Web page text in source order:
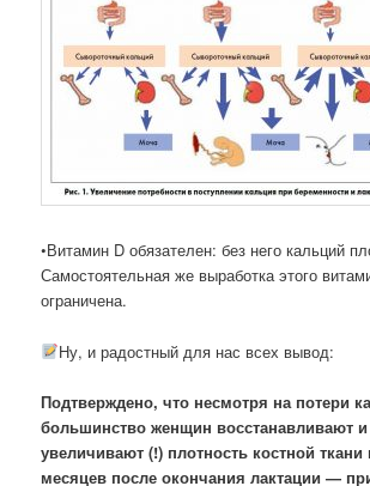
•Витамин D обязателен: без него кальций
Самостоятельная же выработка этого
ограничена.
Ну, и радостный для нас всех вывод:
Подтверждено, что несмотря на потери
большинство женщин восстанавливают
увеличивают (!) плотность костной ткани
месяцев после окончания лактации —